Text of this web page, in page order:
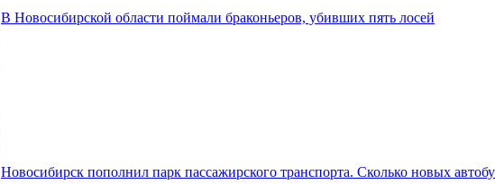
В Новосибирской области поймали браконьеров, убивших пять лосей
Новосибирск пополнил парк пассажирского транспорта. Сколько новых